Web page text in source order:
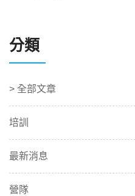
分類
> 全部文章
培訓
最新消息
營隊